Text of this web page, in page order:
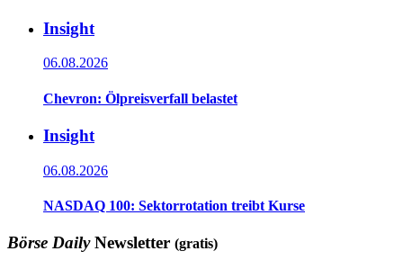
Insight
06.08.2026
Chevron: Ölpreisverfall belastet
Insight
06.08.2026
NASDAQ 100: Sektorrotation treibt Kurse
Börse DailyNewsletter (gratis)